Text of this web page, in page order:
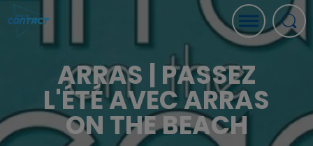
ARRAS | PASSEZ
L'ÉTÉ AVEC ARRAS
ON THE BEACH